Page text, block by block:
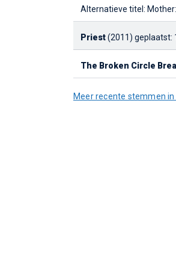
Alternatieve titel:
Priest(2011) geplaatst:
The Broken Circle
Meer recente stemmen